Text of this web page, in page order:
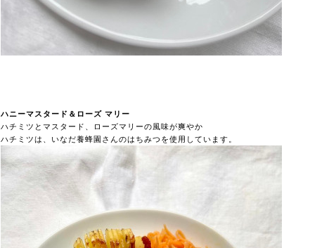
ハニーマスタード＆ローズ マリー
ハチミツとマスタード、ローズマリーの風味が爽やか
ハチミツは、いなだ養蜂園さんのはちみつを使用しています。